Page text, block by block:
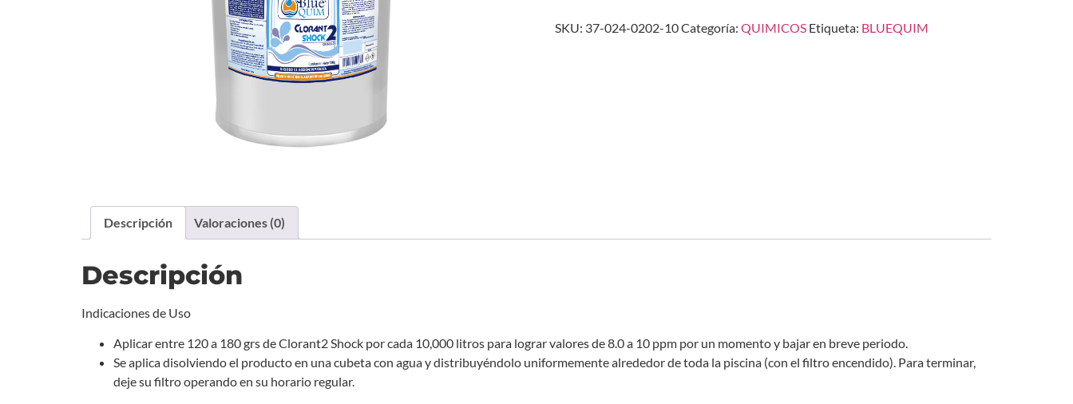
SKU: 37-024-0202-10Categoría: QUIMICOS Etiqueta: BLUEQUIM
Descripción Valoraciones (0)
Descripción
Indicaciones de Uso
Aplicar entre 120 a 180 grs de Clorant2 Shock por cada 10,000 litros para lograr valores de 8.0 a 10 ppm por un momento y bajar en breve periodo.
Se aplica disolviendo el producto en una cubeta con agua y distribuyéndolo uniformemente alrededor de toda la piscina (con el filtro encendido). Para terminar,
deje su filtro operando en su horario regular.